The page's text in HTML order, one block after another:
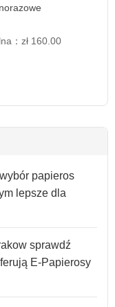
：zł 160.00
papieros
lepsze dla
sprawdź
E-Papierosy